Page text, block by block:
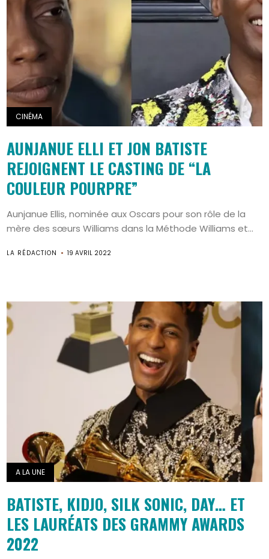
Search
CINÉMA
AUNJANUE ELLI ET JON BATISTE
REJOIGNENT LE CASTING DE “LA
COULEUR POURPRE”
Aunjanue Ellis, nominée aux Oscars pour son rôle de la
mère des sœurs Williams dans la Méthode Williams et...
LA RÉDACTION 19 AVRIL 2022
A LA UNE
BATISTE, KIDJO, SILK SONIC, DAY… ET
LES LAURÉATS DES GRAMMY AWARDS
2022